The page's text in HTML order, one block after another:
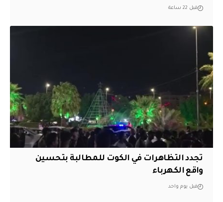
قبل 22 ساعة
تجدد التظاهرات في الكوت للمطالبة بتحسين
واقع الكهرباء
قبل يوم واحد